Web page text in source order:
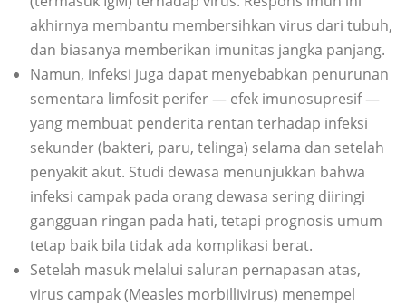
akhirnya membantu membersihkan virus dari tubuh,
dan biasanya memberikan imunitas jangka panjang.
Namun, infeksi juga dapat menyebabkan penurunan
sementara limfosit perifer — efek imunosupresif —
yang membuat penderita rentan terhadap infeksi
sekunder (bakteri, paru, telinga) selama dan setelah
penyakit akut. Studi dewasa menunjukkan bahwa
infeksi campak pada orang dewasa sering diiringi
gangguan ringan pada hati, tetapi prognosis umum
tetap baik bila tidak ada komplikasi berat.
Setelah masuk melalui saluran pernapasan atas,
virus campak (Measles morbillivirus) menempel